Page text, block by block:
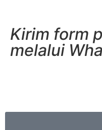
Kirim form
melalui